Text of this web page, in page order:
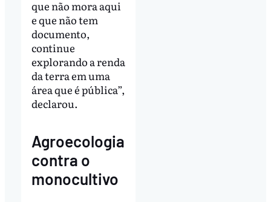
que não mora aqui
e que não tem
documento,
continue
explorando a renda
da terra em uma
área que é pública”,
declarou.
Agroecologia
contra o
monocultivo